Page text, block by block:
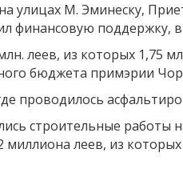
улицах M. Эминеску,
финансовую поддержку,
леев, из которых 1,75
бюджета примэрии
проводилось
строительные
миллиона леев, из